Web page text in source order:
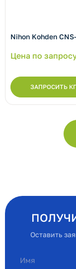
Nihon Kohden
Цена по
ЗАПРОСИТЬ
Оставить
Имя